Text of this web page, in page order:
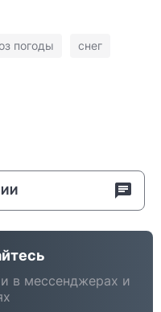
погоды снег
в мессенджерах и